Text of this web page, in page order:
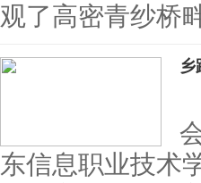
观了高密青纱桥
乡
东信息职业技术